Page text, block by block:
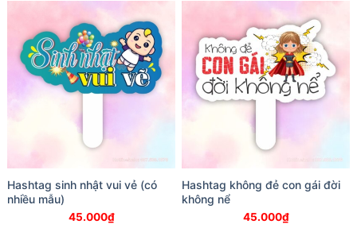
Hashtag sinh nhật vui vẻ (có
nhiều mẫu)
45.000₫
Hashtag không đẻ con gái đời
không nể
45.000₫